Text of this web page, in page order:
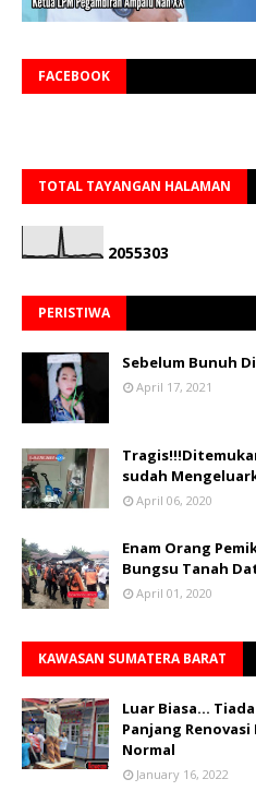
FACEBOOK
TOTAL TAYANGAN HALAMAN
2055303
PERISTIWA
Sebelum Bunuh
April 17, 2021
sudah
April 06, 2020
Enam Orang
Bungsu Tanah
April 01, 2020
KAWASAN SUMATERA BARAT
Luar Biasa...
Panjang
Normal
January 16, 2022